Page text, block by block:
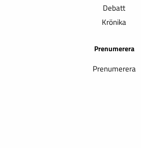
Debatt
Krönika
Prenumerera
Prenumerera